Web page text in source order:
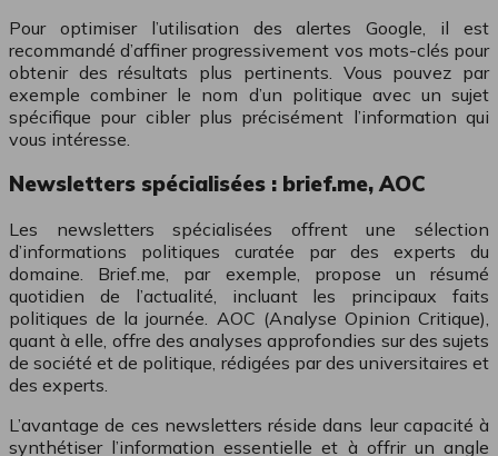
Pour optimiser l’utilisation des alertes Google, il est
recommandé d’affiner progressivement vos mots-clés pour
obtenir des résultats plus pertinents. Vous pouvez par
exemple combiner le nom d’un politique avec un sujet
spécifique pour cibler plus précisément l’information qui
vous intéresse.
Newsletters spécialisées : brief.me, AOC
Les newsletters spécialisées offrent une sélection
d’informations politiques curatée par des experts du
domaine. Brief.me, par exemple, propose un résumé
quotidien de l’actualité, incluant les principaux faits
politiques de la journée. AOC (Analyse Opinion Critique),
quant à elle, offre des analyses approfondies sur des sujets
de société et de politique, rédigées par des universitaires et
des experts.
L’avantage de ces newsletters réside dans leur capacité à
synthétiser l’information essentielle et à offrir un angle